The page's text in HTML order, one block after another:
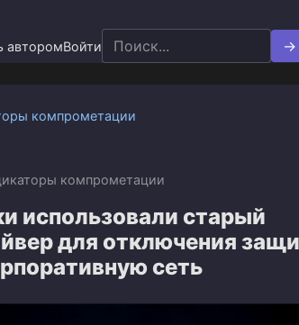
авторомВойти Search
for:
компрометации
компрометации
использовали старый
для отключения
сеть